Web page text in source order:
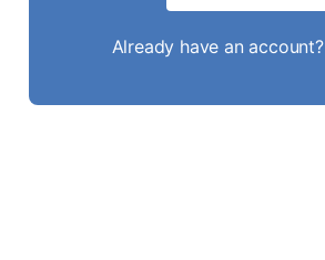
Already have an account?